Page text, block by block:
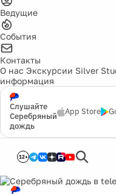
Ведущие
События
Контакты
О нас Экскурсии Silver
информация
Слушайте
Серебряный
дождь
App Store
12+